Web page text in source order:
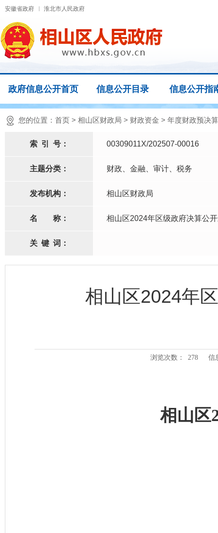
安徽省政府 淮北市人民政府
政府信息公开首页 信息公开目录 信息公开指
您的位置： 首页 > 相山区财政局 > 财政资金 > 年度财政预决
索 引 号： 00309011X/202507-00016
主题分类： 财政、金融、审计、税务
发布机构： 相山区财政局
名 称： 相山区2024年区级政府决算公
关 键 词：
相山区2024年
浏览次数： 278 信
相山区